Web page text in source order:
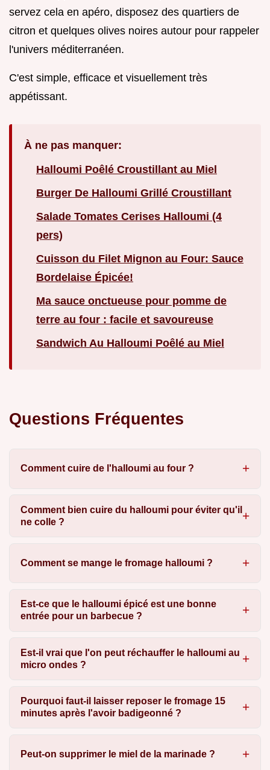
servez cela en apéro, disposez des quartiers de
citron et quelques olives noires autour pour rappeler
l'univers méditerranéen.
C'est simple, efficace et visuellement très
appétissant.
À ne pas manquer:
Halloumi Poêlé Croustillant au Miel
Burger De Halloumi Grillé Croustillant
Salade Tomates Cerises Halloumi (4
pers)
Cuisson du Filet Mignon au Four: Sauce
Bordelaise Épicée!
Ma sauce onctueuse pour pomme de
terre au four : facile et savoureuse
Sandwich Au Halloumi Poêlé au Miel
Questions Fréquentes
Comment cuire de l'halloumi au four ?
Comment bien cuire du halloumi pour éviter qu'il
ne colle ?
Comment se mange le fromage halloumi ?
Est-ce que le halloumi épicé est une bonne
entrée pour un barbecue ?
Est-il vrai que l'on peut réchauffer le halloumi au
micro ondes ?
Pourquoi faut-il laisser reposer le fromage 15
minutes après l'avoir badigeonné ?
Peut-on supprimer le miel de la marinade ?